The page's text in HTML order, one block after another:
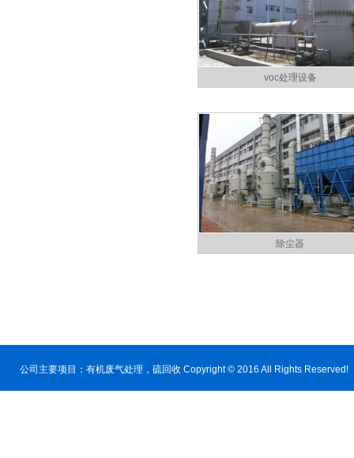
voc处理设备
除尘器
公司主要项目： 有机废气处理 ，硫回收 Copyright © 2016 All Rights